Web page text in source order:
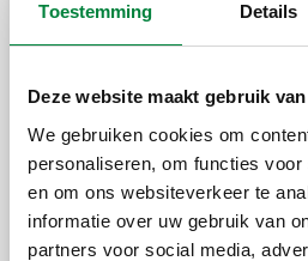
Toestemming Details
Deze website maakt gebruik
We gebruiken cookies om
personaliseren, om functies
en om ons websiteverkeer te
informatie over uw gebruik van
partners voor social media,
Strangregelventiel met
Strangregelventiel